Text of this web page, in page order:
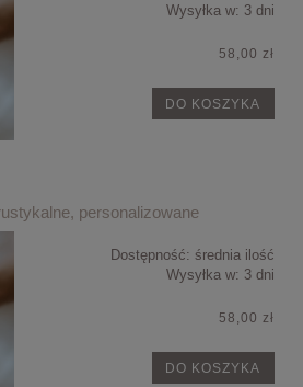
Wysyłka w: 3 dni
58,00 zł
DO KOSZYKA
personalizowane
Dostępność: średnia ilość
Wysyłka w: 3 dni
58,00 zł
DO KOSZYKA